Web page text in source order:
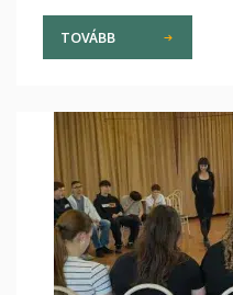
TOVÁBB